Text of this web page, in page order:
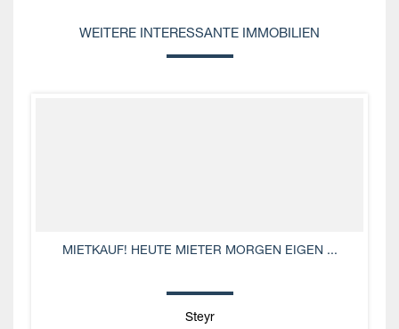
WEITERE INTERESSANTE IMMOBILIEN
MIETKAUF! HEUTE MIETER MORGEN EIGEN ...
Steyr